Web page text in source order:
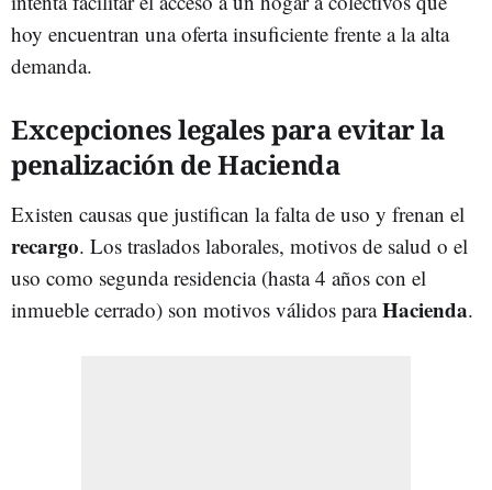
hoy encuentran una oferta insuficiente frente a la alta
demanda.
Excepciones legales para evitar la
penalización de Hacienda
Existen causas que justifican la falta de uso y frenan el
recargo. Los traslados laborales, motivos de salud o el
uso como segunda residencia (hasta 4 años con el
inmueble cerrado) son motivos válidos paraHacienda.